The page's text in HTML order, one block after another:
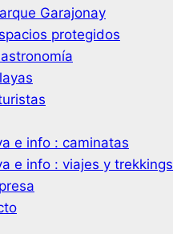
Garajonay
protegidos
e info : caminatas
e info : viajes y trekkings